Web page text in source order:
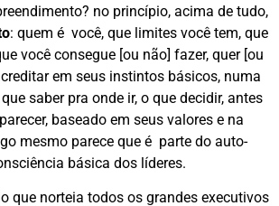
no princípio, acima de tudo,
: quem é você, que limites você tem, que
você consegue [ou não] fazer, quer [ou
em seus instintos básicos, numa
saber pra onde ir, o que decidir, antes
baseado em seus valores e na
mesmo parece que é parte do auto-
básica dos líderes.
que norteia todos os grandes executivos